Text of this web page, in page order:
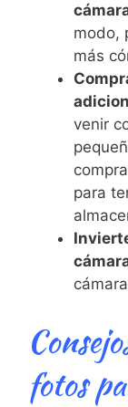
modo,
más
venir
para
fotos